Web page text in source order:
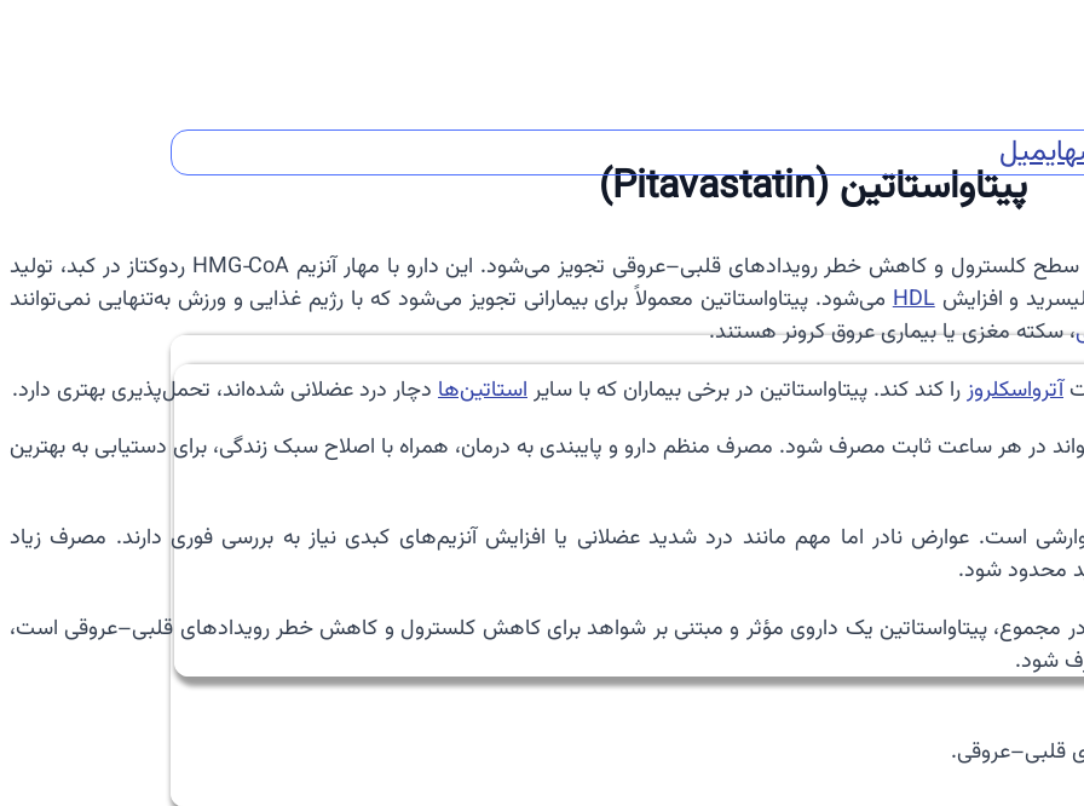
ایمیل
پیتاواستاتین (Pitavastatin)
پیتاواستاتین یکی از استاتین‌های جدیدتر است که برای کاهش سطح کلسترول و کاهش خطر رویدادهای قلبی–عروقی تجویز می‌شود. این دارو با مهار آنزیم HMG‑CoA ردوکتاز در کبد، تولید
و افزایشHDLمی‌شود. پیتاواستاتین معمولاً برای بیمارانی تجویز می‌شود که با رژیم غذایی و ورزش به‌تنهایی نمی‌توانند
، سکته مغزی یا بیماری عروق کرونر هستند.
آترواسکلروز را کند کند. پیتاواستاتین در برخی بیماران که با سایر استاتین‌ها دچار درد عضلانی شده‌اند، تحمل‌پذیری بهتری دارد.
۴ میلی‌گرم در روز است و می‌تواند در هر ساعت ثابت مصرف شود. مصرف منظم دارو و پایبندی به درمان، همراه با اصلاح سبک زندگی، برای دستیابی به بهترین
است. عوارض نادر اما مهم مانند درد شدید عضلانی یا افزایش آنزیم‌های کبدی نیاز به بررسی فوری دارند. مصرف زیاد
محدود شود.
مجموع، پیتاواستاتین یک داروی مؤثر و مبتنی بر شواهد برای کاهش کلسترول و کاهش خطر رویدادهای قلبی–عروقی است،
شود.